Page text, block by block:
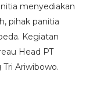
menyediakan
pihak panitia
Kegiatan
Head PT
Ariwibowo.